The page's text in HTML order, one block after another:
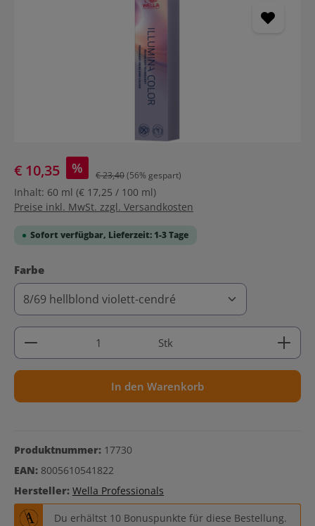
€ 10,35 % € 23,40(56% gespart)
Inhalt: 60 ml (€ 17,25 / 100 ml)
Preise inkl. MwSt. zzgl. Versandkosten
Sofort verfügbar, Lieferzeit: 1-3 Tage
Farbeauswählen
Produkt Anzahl: Gib den gewünschten Wert ein
Stk
In den Warenkorb
Produktnummer: 17730
EAN: 8005610541822
Hersteller: Wella Professionals
Du erhältst 10 Bonuspunkte für diese Bestellung.